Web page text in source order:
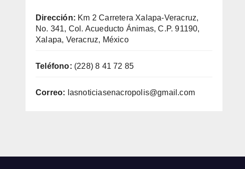
Dirección: Km 2 Carretera Xalapa-Veracruz,
No. 341, Col. Acueducto Ánimas, C.P. 91190,
Xalapa, Veracruz, México
Teléfono: (228) 8 41 72 85
Correo: lasnoticiasenacropolis@gmail.com